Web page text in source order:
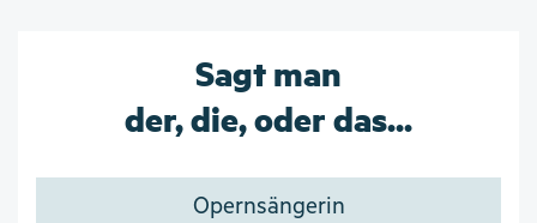
Sagt man
der, die, oder das...
Opernsängerin